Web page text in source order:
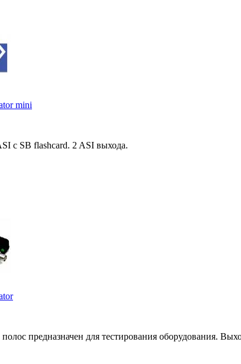
mini
с SВ flashcard. 2 ASI выхода.
предназначен для тестирования оборудования.